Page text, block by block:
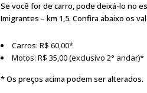
Se você for de carro, pode deixá-lo no
Imigrantes – km 1,5. Confira abaixo os
Carros: R$ 60,00*
Motos: R$ 35,00 (exclusivo 2° andar)*
* Os preços acima podem ser alterados.